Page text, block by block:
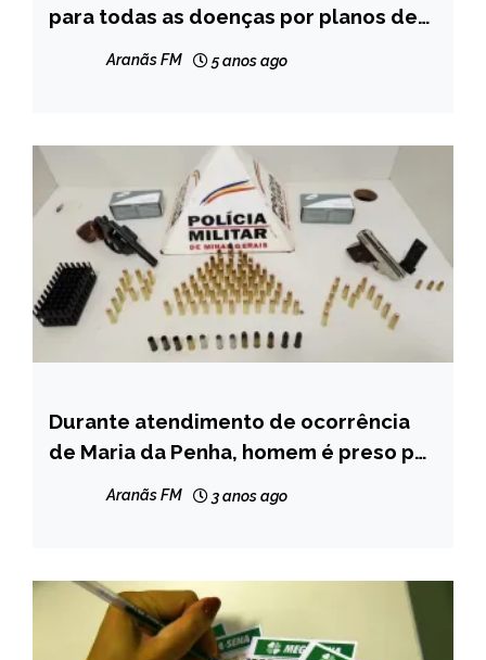
NOTÍCIAS
para todas as doenças por planos de
Aranãs FM 5 anos ago
CAPELINHA
NOTÍCIAS
Durante atendimento de ocorrência
de Maria da Penha, homem é preso por
Aranãs FM 3 anos ago